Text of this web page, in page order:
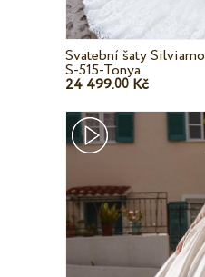
Svatební šaty Silviamo
S-515-Tonya
24 499.00 Kč